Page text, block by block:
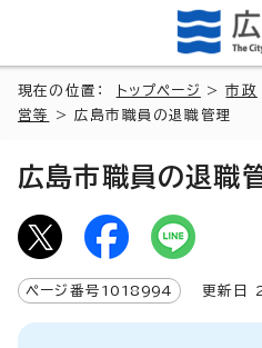
現在の位置： トップページ >市政
営等
> 広島市職員の退職管理
広島市職員の退職
ページ番号 1018994 更新日